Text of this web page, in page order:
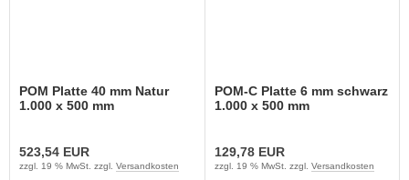
POM Platte 40 mm Natur
1.000 x 500 mm
523,54 EUR
zzgl. 19 % MwSt. zzgl. Versandkosten
POM-C Platte 6 mm schwarz
1.000 x 500 mm
129,78 EUR
zzgl. 19 % MwSt. zzgl. Versandkosten